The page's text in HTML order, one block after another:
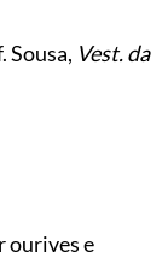
Sousa, Vest. da
ourives e